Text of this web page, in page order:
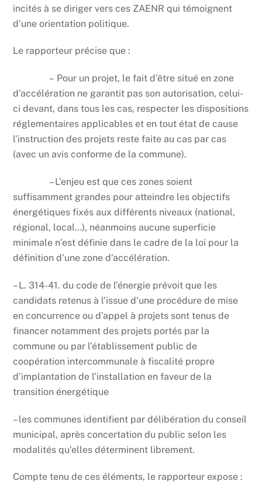
incités à se diriger vers ces ZAENR qui témoignent
d’une orientation politique.
Le rapporteur précise que :
– Pour un projet, le fait d’être situé en zone
d’accélération ne garantit pas son autorisation, celui-
ci devant, dans tous les cas, respecter les dispositions
réglementaires applicables et en tout état de cause
l’instruction des projets reste faite au cas par cas
(avec un avis conforme de la commune).
– L’enjeu est que ces zones soient
suffisamment grandes pour atteindre les objectifs
énergétiques fixés aux différents niveaux (national,
régional, local…), néanmoins aucune superficie
minimale n’est définie dans le cadre de la loi pour la
définition d’une zone d’accélération.
– L. 314-41. du code de l’énergie prévoit que les
candidats retenus à l’issue d’une procédure de mise
en concurrence ou d’appel à projets sont tenus de
financer notamment des projets portés par la
commune ou par l’établissement public de
coopération intercommunale à fiscalité propre
d’implantation de l’installation en faveur de la
transition énergétique
– les communes identifient par délibération du conseil
municipal, après concertation du public selon les
modalités qu’elles déterminent librement.
Compte tenu de ces éléments, le rapporteur expose :